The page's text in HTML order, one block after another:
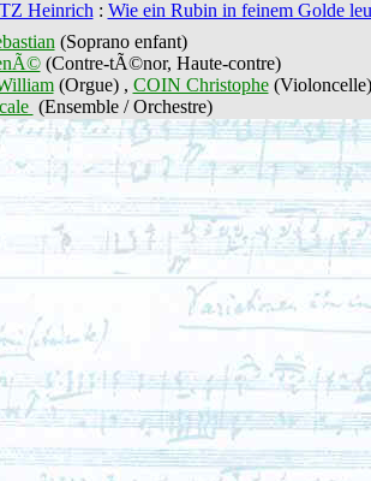
Heinrich: Wie ein Rubin in feinem Golde
(Soprano enfant)
(Contre-tÃ©nor, Haute-contre)
(Orgue) , COIN Christophe
(Ensemble / Orchestre)